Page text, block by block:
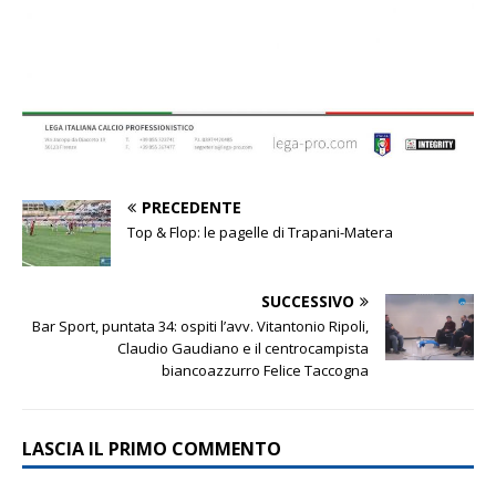
PRECEDENTE
Top & Flop: le pagelle di Trapani-Matera
SUCCESSIVO
Bar Sport, puntata 34: ospiti l’avv. Vitantonio Ripoli,
Claudio Gaudiano e il centrocampista
biancoazzurro Felice Taccogna
LASCIA IL PRIMO COMMENTO